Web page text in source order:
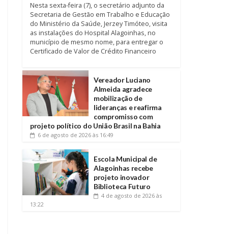
Nesta sexta-feira (7), o secretário adjunto da
Secretaria de Gestão em Trabalho e Educação
do Ministério da Saúde, Jerzey Timóteo, visita
as instalações do Hospital Alagoinhas, no
município de mesmo nome, para entregar o
Certificado de Valor de Crédito Financeiro
Vereador Luciano
Almeida agradece
mobilização de
lideranças e reafirma
compromisso com
projeto político do União Brasil na Bahia
6 de agosto de 2026 às 16:49
Escola Municipal de
Alagoinhas recebe
projeto inovador
Biblioteca Futuro
4 de agosto de 2026 às
13:22